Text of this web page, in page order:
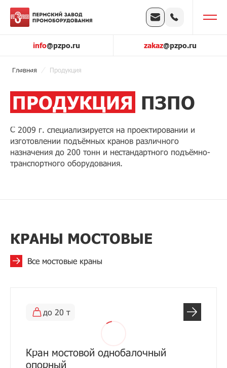
info@pzpo.ru zakaz@pzpo.ru
Главная Продукция
ПРОДУКЦИЯ ПЗПО
С 2009 г. специализируется на проектировании и
изготовлении подъёмных кранов различного
назначения до 200 тонн и нестандартного подъёмно-
транспортного оборудования.
КРАНЫ МОСТОВЫЕ
Все мостовые краны
до 20 т
Кран мостовой однобалочный
опорный